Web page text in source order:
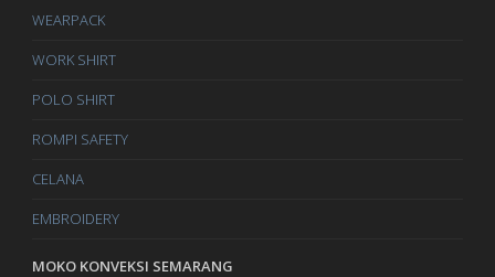
WEARPACK
WORK SHIRT
POLO SHIRT
ROMPI SAFETY
CELANA
EMBROIDERY
MOKO KONVEKSI SEMARANG